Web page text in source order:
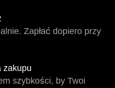
Zapłać dopiero przy
zakupu
szybkości, by Twoi